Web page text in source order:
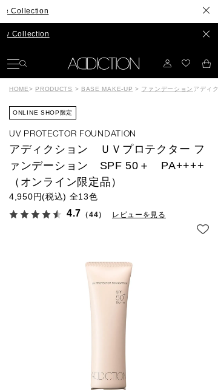
HOME> PRODUCTS > BASE MAKE-UP > ファンデーション アディ
ONLINE SHOP限定
UV PROTECTOR FOUNDATION
アディクション ＵＶプロテクター フ
ァンデーション SPF 50＋ PA++++
（オンライン限定品）
4,950円(税込) 全13色
4.7 （44） レビューを見る